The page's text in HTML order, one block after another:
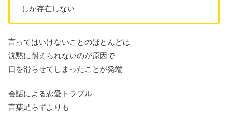
しか存在しない
言ってはいけないことのほとんどは
沈黙に耐えられないのが原因で
口を滑らせてしまったことが発端
会話による恋愛トラブル
言葉足らずよりも